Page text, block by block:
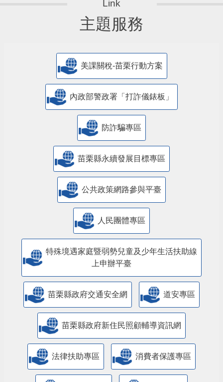
主題服務
美課關稅-苗栗行動方案
內政部警政署「打詐儀錶板」
防詐騙專區
苗栗縣永續發展目標專區
公共政策網路參與平臺
人民團體專區
特殊境遇家庭暨弱勢兒童及少年生活扶助線
上申辦平臺
苗栗縣政府交通安全網 道安專區
苗栗縣政府新住民照顧輔導資訊網
法律扶助專區 消費者保護專區